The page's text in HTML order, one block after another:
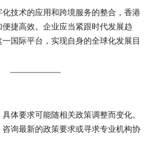
技术的应用和跨境服务的整合，香港
捷高效。企业应当紧跟时代发展趋
国际平台，实现自身的全球化发展目
体要求可能随相关政策调整而变化。
询最新的政策要求或寻求专业机构协